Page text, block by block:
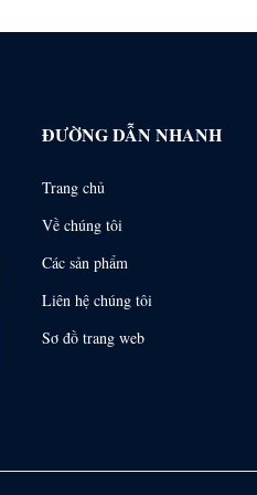
ĐƯỜNG DẪN NHANH
Trang chủ
Về chúng tôi
Các sản phẩm
Liên hệ chúng tôi
Sơ đồ trang web